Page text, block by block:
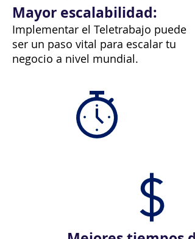
Mayor escalabilidad:
Implementar el Teletrabajo puede
ser un paso vital para escalar tu
negocio a nivel mundial.